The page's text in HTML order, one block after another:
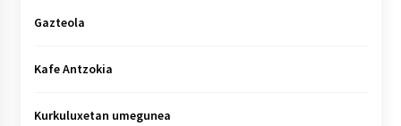
Gazteola
Kafe Antzokia
Kurkuluxetan umegunea